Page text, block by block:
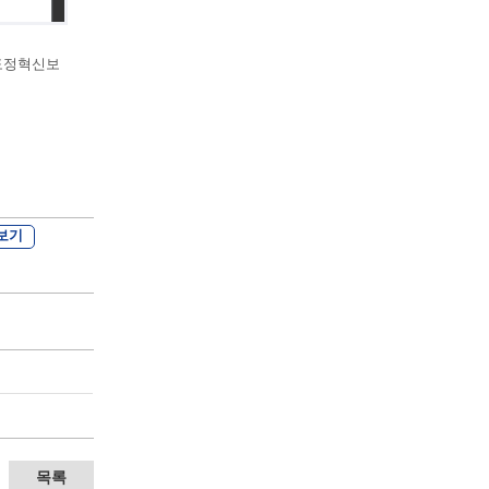
혁신보
기
목록